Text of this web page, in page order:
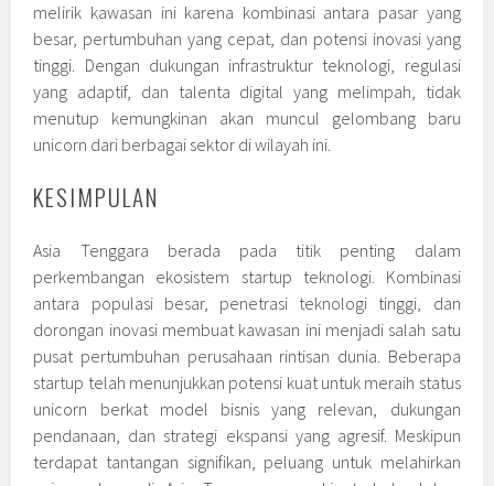
melirik kawasan ini karena kombinasi antara pasar yang
besar, pertumbuhan yang cepat, dan potensi inovasi yang
tinggi. Dengan dukungan infrastruktur teknologi, regulasi
yang adaptif, dan talenta digital yang melimpah, tidak
menutup kemungkinan akan muncul gelombang baru
unicorn dari berbagai sektor di wilayah ini.
KESIMPULAN
Asia Tenggara berada pada titik penting dalam
perkembangan ekosistem startup teknologi. Kombinasi
antara populasi besar, penetrasi teknologi tinggi, dan
dorongan inovasi membuat kawasan ini menjadi salah satu
pusat pertumbuhan perusahaan rintisan dunia. Beberapa
startup telah menunjukkan potensi kuat untuk meraih status
unicorn berkat model bisnis yang relevan, dukungan
pendanaan, dan strategi ekspansi yang agresif. Meskipun
terdapat tantangan signifikan, peluang untuk melahirkan